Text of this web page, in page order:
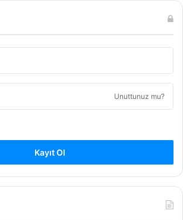
Unuttunuz mu?
Kayıt Ol